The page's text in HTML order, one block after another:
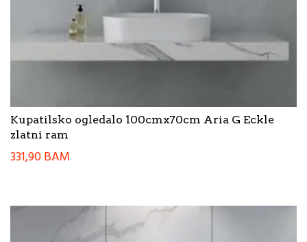
Kupatilsko ogledalo 100cmx70cm Aria G Eckle
zlatni ram
331,90BAM